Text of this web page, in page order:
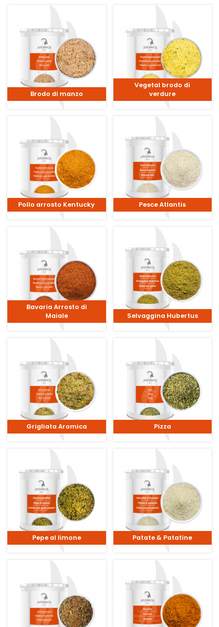
Brodo di manzo
Vegetal brodo di
verdure
Pollo arrosto Kentucky Pesce Atlantis
Bavaria Arrosto di
Maiale
Selvaggina Hubertus
Grigliata Aromica Pizza
Pepe al limone Patate & Patatine